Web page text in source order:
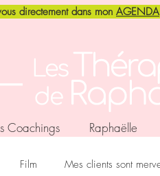
directement dans mon AGENDA
Coachings Raphaëlle
Film Mes clients sont